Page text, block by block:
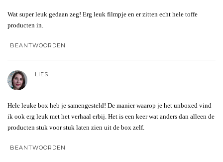
Wat super leuk gedaan zeg! Erg leuk filmpje en er zitten echt hele toffe
producten in.
BEANTWOORDEN
LIES
Hele leuke box heb je samengesteld! De manier waarop je het unboxed vind
ik ook erg leuk met het verhaal erbij. Het is een keer wat anders dan alleen de
producten stuk voor stuk laten zien uit de box zelf.
BEANTWOORDEN